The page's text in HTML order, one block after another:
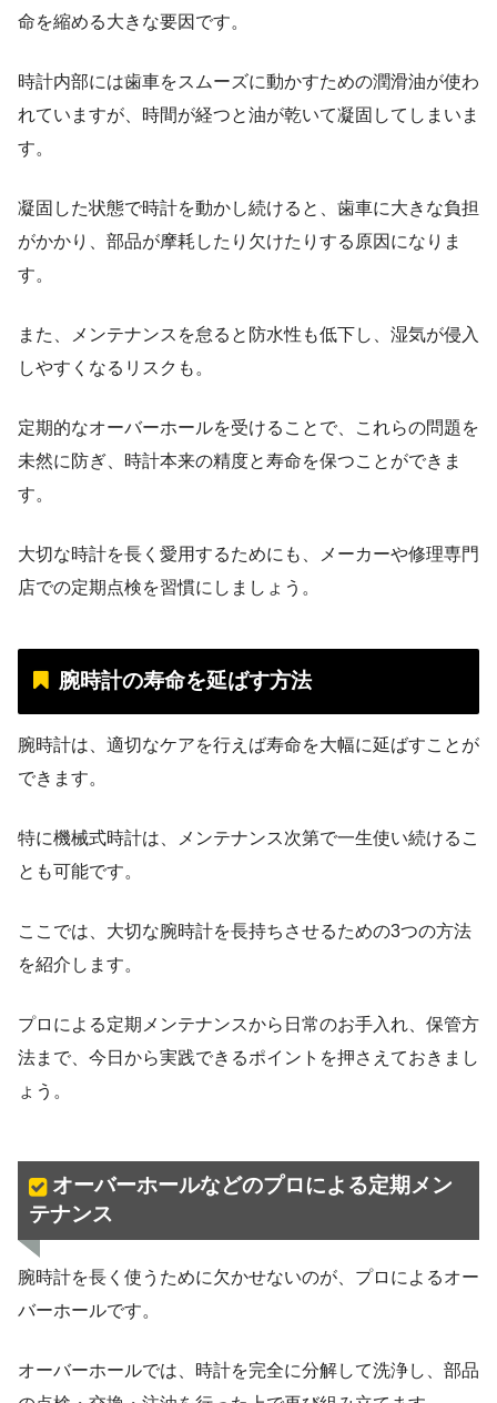
命を縮める大きな要因です。
時計内部には歯車をスムーズに動かすための潤滑油が使わ
れていますが、時間が経つと油が乾いて凝固してしまいま
す。
凝固した状態で時計を動かし続けると、歯車に大きな負担
がかかり、部品が摩耗したり欠けたりする原因になりま
す。
また、メンテナンスを怠ると防水性も低下し、湿気が侵入
しやすくなるリスクも。
定期的なオーバーホールを受けることで、これらの問題を
未然に防ぎ、時計本来の精度と寿命を保つことができま
す。
大切な時計を長く愛用するためにも、メーカーや修理専門
店での定期点検を習慣にしましょう。
腕時計の寿命を延ばす方法
腕時計は、適切なケアを行えば寿命を大幅に延ばすことが
できます。
特に機械式時計は、メンテナンス次第で一生使い続けるこ
とも可能です。
ここでは、大切な腕時計を長持ちさせるための3つの方法
を紹介します。
プロによる定期メンテナンスから日常のお手入れ、保管方
法まで、今日から実践できるポイントを押さえておきまし
ょう。
オーバーホールなどのプロによる定期メン
テナンス
腕時計を長く使うために欠かせないのが、プロによるオー
バーホールです。
オーバーホールでは、時計を完全に分解して洗浄し、部品